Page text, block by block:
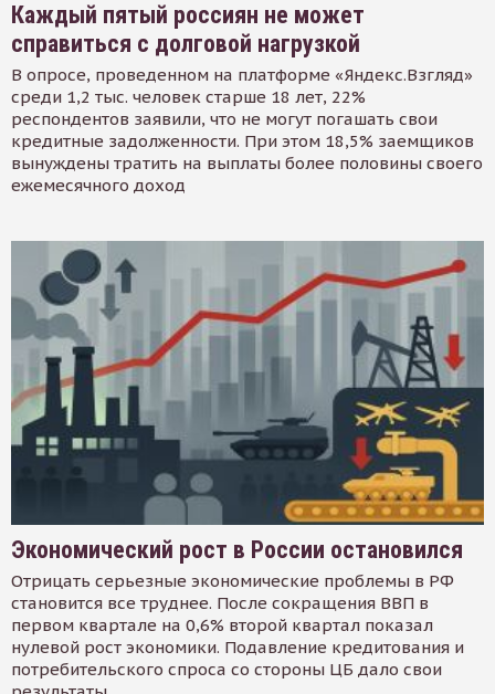
Каждый пятый россиян не может
справиться с долговой нагрузкой
В опросе, проведенном на платформе «Яндекс.Взгляд»
среди 1,2 тыс. человек старше 18 лет, 22%
респондентов заявили, что не могут погашать свои
кредитные задолженности. При этом 18,5% заемщиков
вынуждены тратить на выплаты более половины своего
ежемесячного доход
Экономический рост в России остановился
Отрицать серьезные экономические проблемы в РФ
становится все труднее. После сокращения ВВП в
первом квартале на 0,6% второй квартал показал
нулевой рост экономики. Подавление кредитования и
потребительского спроса со стороны ЦБ дало свои